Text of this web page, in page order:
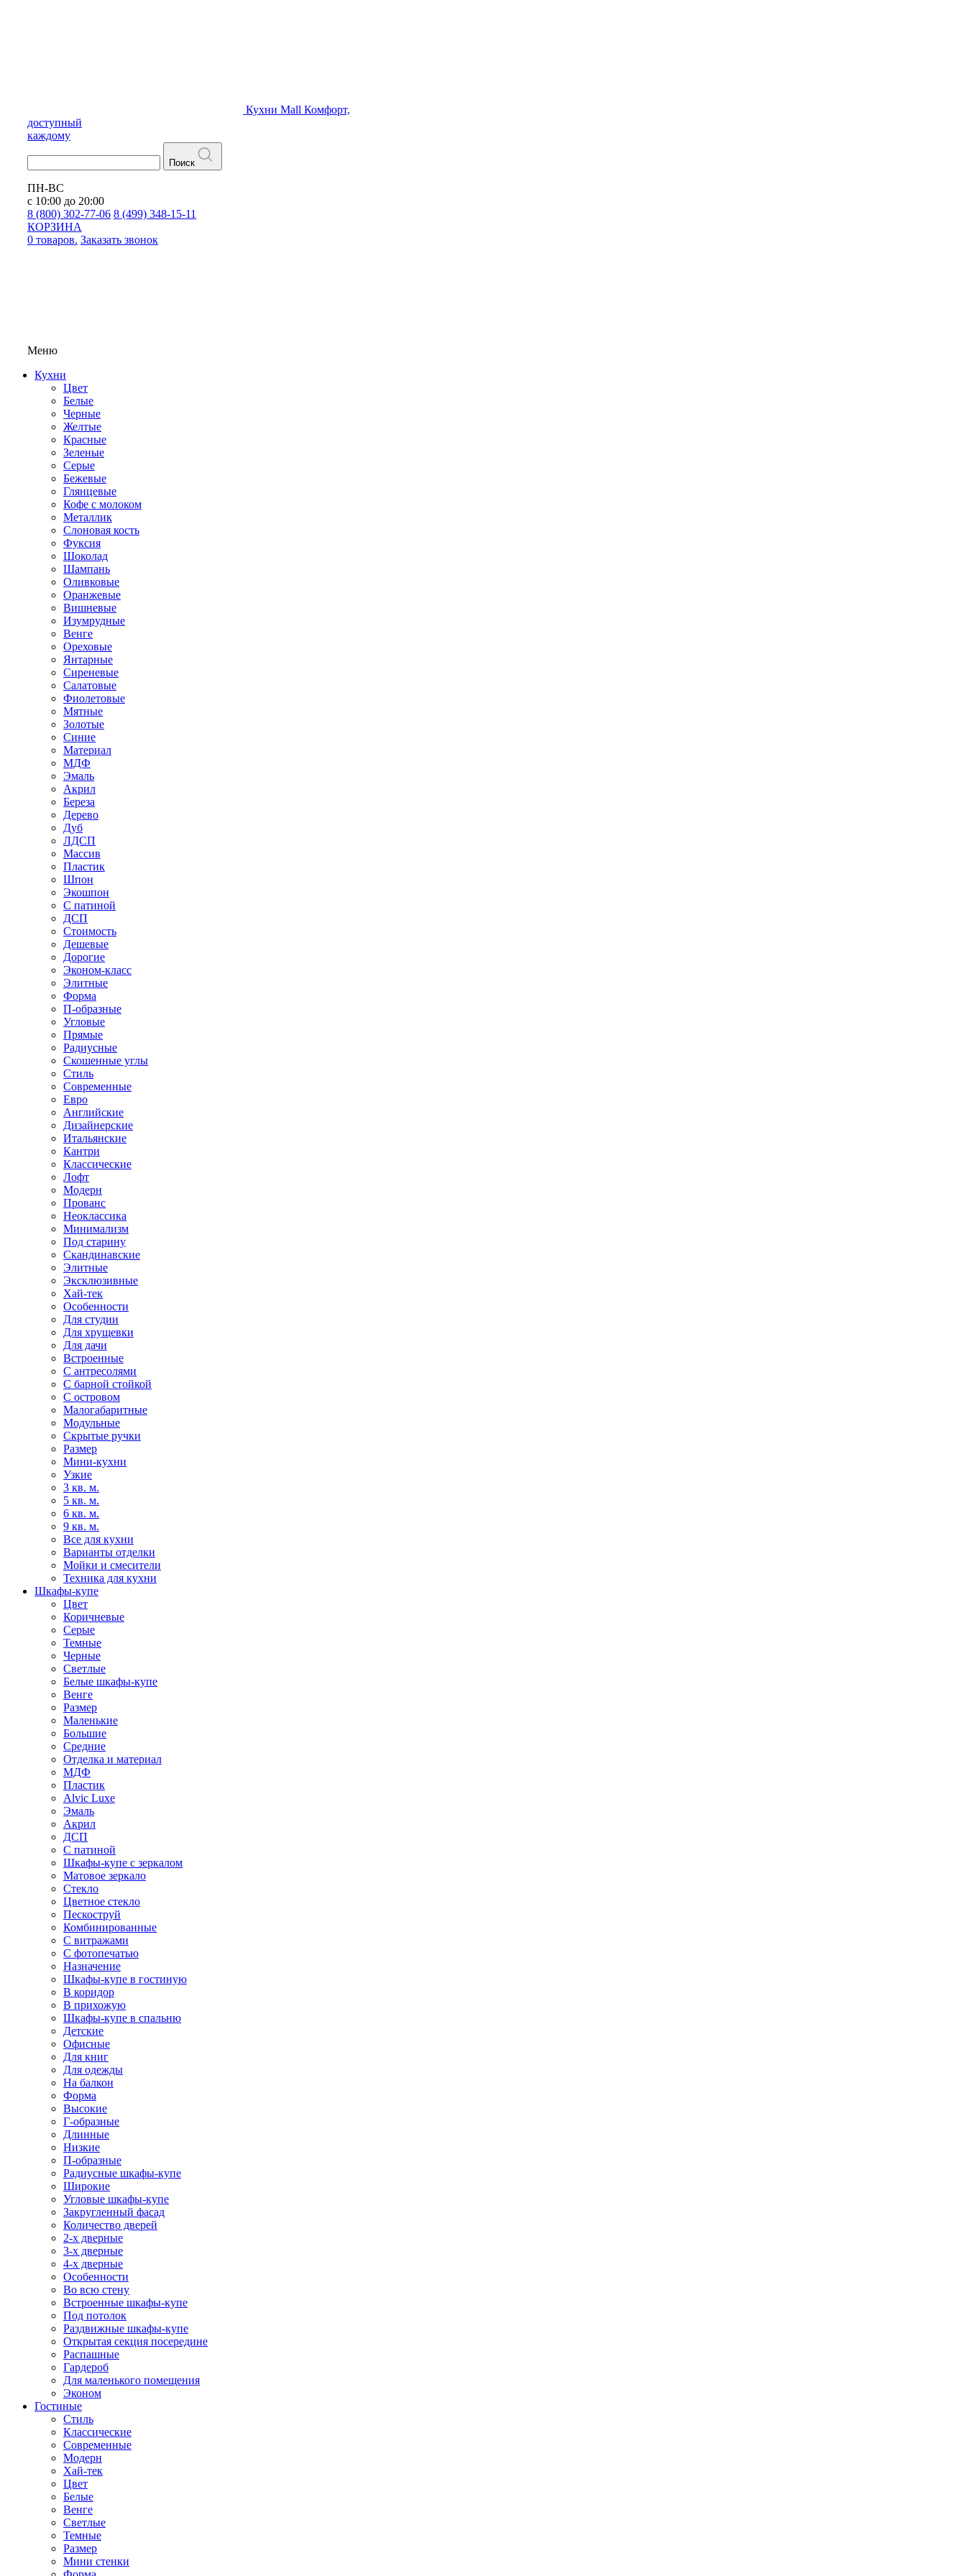
Кухни Mall Комфорт,
доступный
каждому
Поиск
ПН-ВС
с 10:00 до 20:00
8 (800) 302-77-06 8 (499) 348-15-11
КОРЗИНА
0 товаров. Заказать звонок
Меню
Кухни
Цвет
Белые
Черные
Желтые
Красные
Зеленые
Серые
Бежевые
Глянцевые
Кофе с молоком
Металлик
Слоновая кость
Фуксия
Шоколад
Шампань
Оливковые
Оранжевые
Вишневые
Изумрудные
Венге
Ореховые
Янтарные
Сиреневые
Салатовые
Фиолетовые
Мятные
Золотые
Синие
Материал
МДФ
Эмаль
Акрил
Береза
Дерево
Дуб
ЛДСП
Массив
Пластик
Шпон
Экошпон
С патиной
ДСП
Стоимость
Дешевые
Дорогие
Эконом-класс
Элитные
Форма
П-образные
Угловые
Прямые
Радиусные
Скошенные углы
Стиль
Современные
Евро
Английские
Дизайнерские
Итальянские
Кантри
Классические
Лофт
Модерн
Прованс
Неоклассика
Минимализм
Под старину
Скандинавские
Элитные
Эксклюзивные
Хай-тек
Особенности
Для студии
Для хрущевки
Для дачи
Встроенные
С антресолями
С барной стойкой
С островом
Малогабаритные
Модульные
Скрытые ручки
Размер
Мини-кухни
Узкие
3 кв. м.
5 кв. м.
6 кв. м.
9 кв. м.
Все для кухни
Варианты отделки
Мойки и смесители
Техника для кухни
Шкафы-купе
Цвет
Коричневые
Серые
Темные
Черные
Светлые
Белые шкафы-купе
Венге
Размер
Маленькие
Большие
Средние
Отделка и материал
МДФ
Пластик
Alvic Luxe
Эмаль
Акрил
ДСП
С патиной
Шкафы-купе с зеркалом
Матовое зеркало
Стекло
Цветное стекло
Пескоструй
Комбинированные
С витражами
С фотопечатью
Назначение
Шкафы-купе в гостиную
В коридор
В прихожую
Шкафы-купе в спальню
Детские
Офисные
Для книг
Для одежды
На балкон
Форма
Высокие
Г-образные
Длинные
Низкие
П-образные
Радиусные шкафы-купе
Широкие
Угловые шкафы-купе
Закругленный фасад
Количество дверей
2-х дверные
3-х дверные
4-х дверные
Особенности
Во всю стену
Встроенные шкафы-купе
Под потолок
Раздвижные шкафы-купе
Открытая секция посередине
Распашные
Гардероб
Для маленького помещения
Эконом
Гостиные
Стиль
Классические
Современные
Модерн
Хай-тек
Цвет
Белые
Венге
Светлые
Темные
Размер
Мини стенки